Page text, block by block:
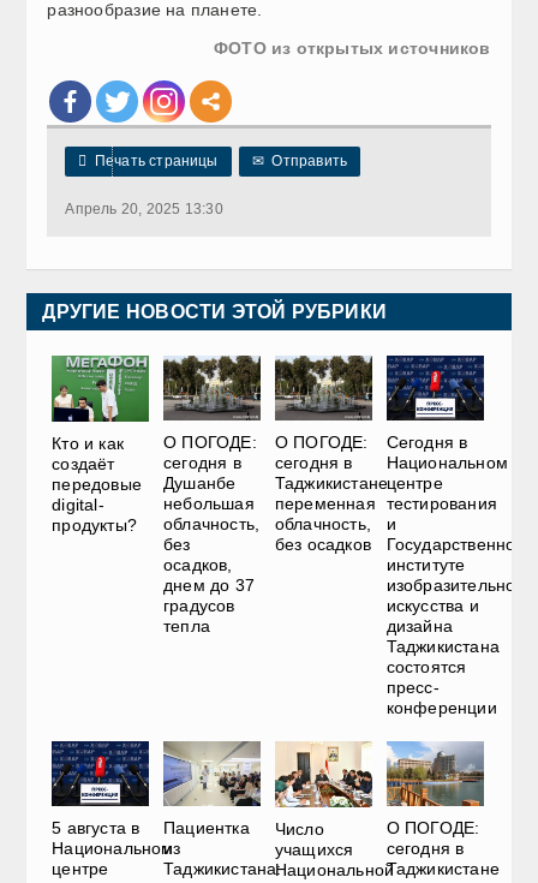
разнообразие на планете.
ФОТО из открытых источников
 Печать страницы ✉ Отправить
Апрель 20, 2025 13:30
ДРУГИЕ НОВОСТИ ЭТОЙ РУБРИКИ
Кто и как
создаёт
передовые
digital-
продукты?
О ПОГОДЕ:
сегодня в
Душанбе
небольшая
облачность,
без
осадков,
днем до 37
градусов
тепла
О ПОГОДЕ:
сегодня в
Таджикистане
переменная
облачность,
без осадков
Сегодня в
Национальном
центре
тестирования
и
Государственном
институте
изобразительного
искусства и
дизайна
Таджикистана
состоятся
пресс-
конференции
5 августа в
Национальном
центре
Пациентка
из
Таджикистана:
Число
учащихся
Национальной
О ПОГОДЕ:
сегодня в
Таджикистане